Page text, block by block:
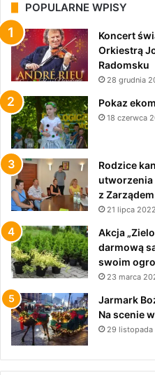
POPULARNE WPISY
Koncert
Orkiestrą
Radomsku
28 grudnia
Pokaz
18 czerwca
Rodzice
utworzenia
z
21 lipca 2022
Akcja
darmową
swoim
23 marca
Jarmark
Na scenie
29 listopada